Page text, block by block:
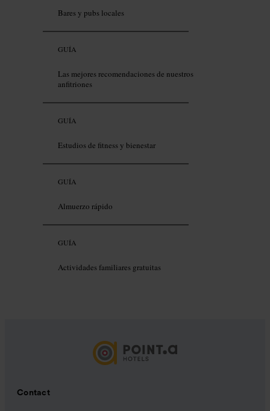
Bares y pubs locales
GUÍA
Las mejores recomendaciones de nuestros
anfitriones
GUÍA
Estudios de fitness y bienestar
GUÍA
Almuerzo rápido
GUÍA
Actividades familiares gratuitas
Contact